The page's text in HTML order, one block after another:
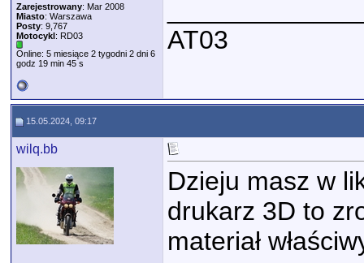
Zarejestrowany: Mar 2008
Miasto: Warszawa
Posty: 9,767
Motocykl: RD03
Online: 5 miesiące 2 tygodni 2 dni 6
godz 19 min 45 s
AT03
15.05.2024, 09:17
wilq.bb
Dzieju masz w
drukarz 3D to
materiał